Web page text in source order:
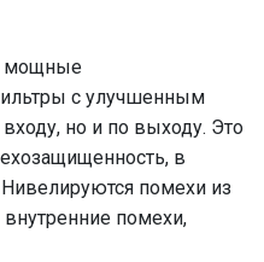
мощные
с улучшенным
но и по выходу. Это
в
помехи из
помехи,